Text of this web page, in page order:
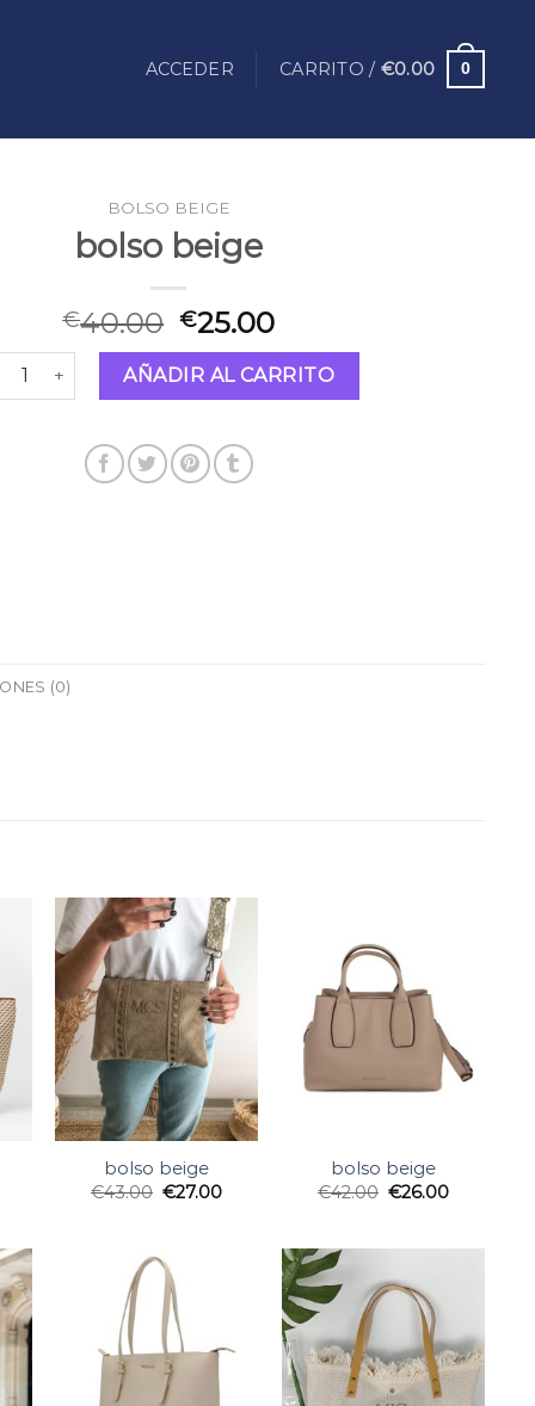
ACCEDER CARRITO / €0.00 0
BOLSO BEIGE
bolso beige
€40.00 €25.00
beige cantidadAÑADIR AL CARRITO
(0)
bolso beige
€43.00 €27.00
bolso beige
€42.00 €26.00